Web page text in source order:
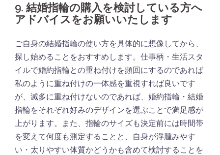
9. 結婚指輪の購入を検討している方へ
アドバイスをお願いいたします
ご自身の結婚指輪の使い方を具体的に想像してから、
探し始めることをおすすめします。仕事柄・生活スタ
イルで婚約指輪との重ね付けを頻回にするのであれば
私のように重ね付けの一体感を重視すれば良いです
が、滅多に重ね付けないのであれば、婚約指輪・結婚
指輪をそれぞれ好みのデザインを選ぶことで満足感が
上がります。また、指輪のサイズも決定前には時間帯
を変えて何度も測定することと、自身が浮腫みやす
い・太りやすい体質かどうかも含めて検討することを